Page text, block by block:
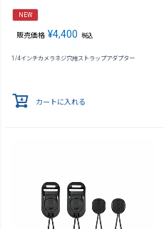
NEW
販売価格 ¥4,400 税込
1/4インチカメラネジ穴用ストラップアダプター
カートに入れる